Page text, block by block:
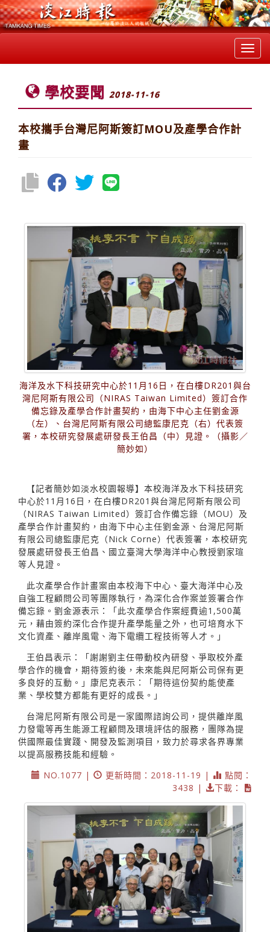
學校要聞 2018-11-16
本校攜手台灣尼阿斯簽訂MOU及產學合作計
畫
海洋及水下科技研究中心於11月16日，在白樓DR201與台
灣尼阿斯有限公司（NIRAS Taiwan Limited）簽訂合作
備忘錄及產學合作計畫契約，由海下中心主任劉金源
（左）、台灣尼阿斯有限公司總監康尼克（右）代表簽
署，本校研究發展處研發長王伯昌（中）見證。（攝影／
簡妙如）
【記者簡妙如淡水校園報導】本校海洋及水下科技研究
中心於11月16日，在白樓DR201與台灣尼阿斯有限公司
（NIRAS Taiwan Limited）簽訂合作備忘錄（MOU）及
產學合作計畫契約，由海下中心主任劉金源、台灣尼阿斯
有限公司總監康尼克（Nick Corne）代表簽署，本校研究
發展處研發長王伯昌、國立臺灣大學海洋中心教授劉家瑄
等人見證。
此次產學合作計畫案由本校海下中心、臺大海洋中心及
自強工程顧問公司等團隊執行，為深化合作案並簽署合作
備忘錄。劉金源表示：「此次產學合作案經費逾1,500萬
元，藉由簽約深化合作提升產學能量之外，也可培育水下
文化資產、離岸風電、海下電纜工程技術等人才。」
王伯昌表示：「謝謝劉主任帶動校內研發、爭取校外產
學合作的機會，期待簽約後，未來能與尼阿斯公司保有更
多良好的互動。」康尼克表示：「期待這份契約能使產
業、學校雙方都能有更好的成長。」
台灣尼阿斯有限公司是一家國際諮詢公司，提供離岸風
力發電等再生能源工程顧問及環境評估的服務，團隊為提
供國際最佳實踐、開發及監測項目，致力於尋求各界專業
以提高服務技能和經驗。
NO.1077 |
更新時間：2018-11-19 |
點閱：
3438 |
下載：